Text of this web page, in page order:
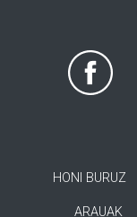
HONI BURUZ
ARAUAK